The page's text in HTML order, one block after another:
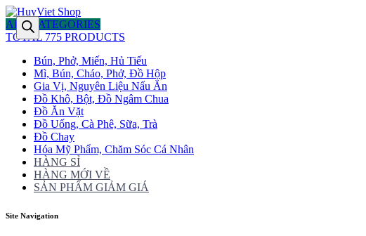
ALL CATEGORIES
TOTAL 775 PRODUCTS
Bún, Phở, Miến, Hủ Tiếu
Mì, Bún, Cháo, Phở, Đồ Hộp
Gia Vị, Nguyên Liệu Nấu Ăn
Đồ Khô, Bột, Đồ Ngâm Chua
Đồ Ăn Vặt
Đồ Uống, Cà Phê, Sữa, Trà
Đồ Chay
Hóa Mỹ Phẩm, Chăm Sóc Cá Nhân
HÀNG SỈ
HÀNG MỚI VỀ
SẢN PHẨM GIẢM GIÁ
Site Navigation